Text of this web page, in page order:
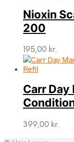
Nioxin
200
195,00 kr.
Carr Day
399,00 kr.